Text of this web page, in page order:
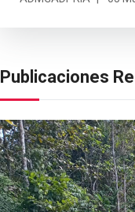
Publicaciones